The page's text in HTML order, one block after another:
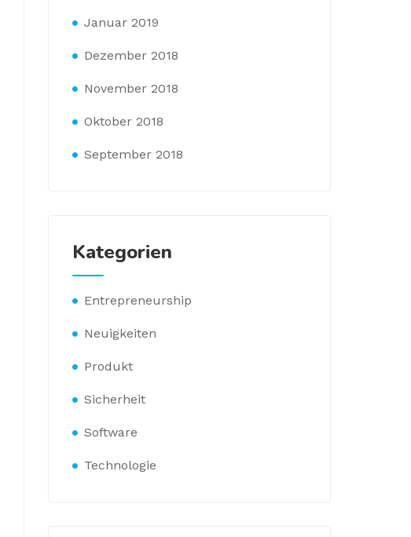
Januar 2019
Dezember 2018
November 2018
Oktober 2018
September 2018
Kategorien
Entrepreneurship
Neuigkeiten
Produkt
Sicherheit
Software
Technologie